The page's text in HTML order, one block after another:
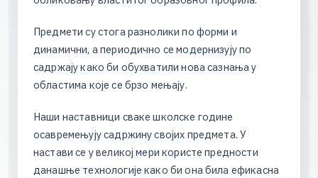
Предмети сустога разнолики по форми и
динамични, а периодично се модернизујупо
садржајукако би обухватили нова сазнања у
областима које се брзо мењају.
Наши наставници сваке школске године
осавремењујусадржинусвојих предмета. У
настави се увеликој мери користе предности
данашње технологије како би она била ефикасна